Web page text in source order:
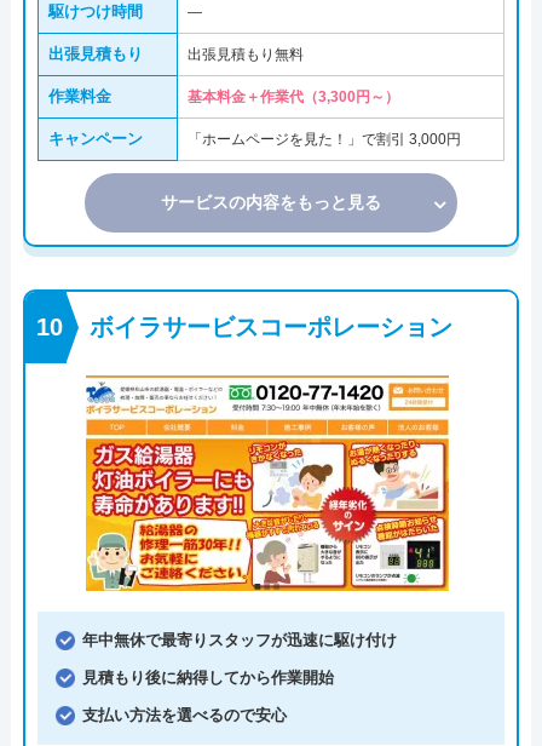
駆けつけ時間 ―
出張見積もり 出張見積もり無料
作業料金 基本料金＋作業代（3,300円～）
キャンペーン 「ホームページを見た！」で割引 3,000円
サービスの内容をもっと見る
ボイラサービスコーポレーション
年中無休で最寄りスタッフが迅速に駆け付け
見積もり後に納得してから作業開始
支払い方法を選べるので安心